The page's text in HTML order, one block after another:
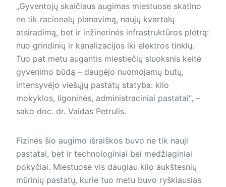
„Gyventojų skaičiaus augimas miestuose skatino
ne tik racionalų planavimą, naujų kvartalų
atsiradimą, bet ir inžinerinės infrastruktūros plėtrą:
nuo grindinių ir kanalizacijos iki elektros tinklų.
Tuo pat metu augantis miestiečių sluoksnis keitė
gyvenimo būdą – daugėjo nuomojamų butų,
intensyvėjo viešųjų pastatų statyba: kilo
mokyklos, ligoninės, administraciniai pastatai“, –
sako doc. dr. Vaidas Petrulis.
Fizinės šio augimo išraiškos buvo ne tik nauji
pastatai, bet ir technologiniai bei medžiaginiai
pokyčiai. Miestuose vis daugiau kilo aukštesnių
mūrinių pastatų, kurie tuo metu buvo ryškiausias